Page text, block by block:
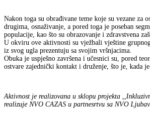
Nakon toga su obrađivane teme koje su vezane
drugima, osnaživanje, a pored toga je poseban
populacije, kao što su obrazovanje i zdravstvena
U okviru ove aktivnosti su vježbali vještine
iz svog ugla prezentuju sa svojim vršnjacima.
Obuka je uspješno završena i učesnici su, pored
ostvare zajednički kontakt i druženje, što je, kada
Aktivnost je realizovana u sklopu projekta
realizuje NVO CAZAS u partnesrtvu sa NVO